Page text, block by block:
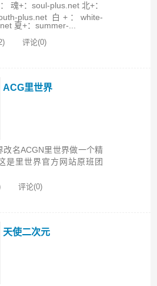
魂+：soul-plus.net 北+：
plus.net 白+：white-
夏+：summer-...
评论(0)
ACG里世界
名ACGN里世界做一个精
是里世界官方网站原班团
评论(0)
天使二次元